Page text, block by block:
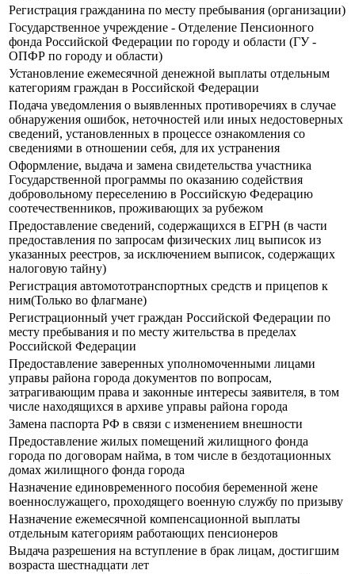
Регистрация гражданина по месту пребывания (организации)
Государственное учреждение - Отделение Пенсионного
фонда Российской Федерации по городу и области (ГУ -
ОПФР по городу и области)
Установление ежемесячной денежной выплаты отдельным
категориям граждан в Российской Федерации
Подача уведомления о выявленных противоречиях в случае
обнаружения ошибок, неточностей или иных недостоверных
сведений, установленных в процессе ознакомления со
сведениями в отношении себя, для их устранения
Оформление, выдача и замена свидетельства участника
Государственной программы по оказанию содействия
добровольному переселению в Российскую Федерацию
соотечественников, проживающих за рубежом
Предоставление сведений, содержащихся в ЕГРН (в части
предоставления по запросам физических лиц выписок из
указанных реестров, за исключением выписок, содержащих
налоговую тайну)
Регистрация автомототранспортных средств и прицепов к
ним(Только во флагмане)
Регистрационный учет граждан Российской Федерации по
месту пребывания и по месту жительства в пределах
Российской Федерации
Предоставление заверенных уполномоченными лицами
управы района города документов по вопросам,
затрагивающим права и законные интересы заявителя, в том
числе находящихся в архиве управы района города
Замена паспорта РФ в связи с изменением внешности
Предоставление жилых помещений жилищного фонда
города по договорам найма, в том числе в бездотационных
домах жилищного фонда города
Назначение единовременного пособия беременной жене
военнослужащего, проходящего военную службу по призыву
Назначение ежемесячной компенсационной выплаты
отдельным категориям работающих пенсионеров
Выдача разрешения на вступление в брак лицам, достигшим
возраста шестнадцати лет